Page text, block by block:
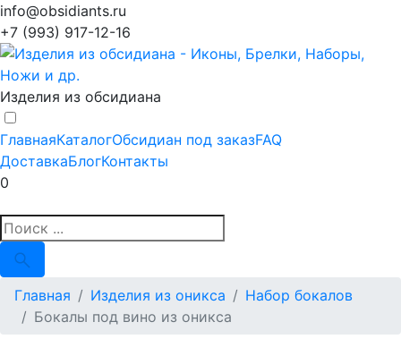
info@obsidiants.ru
+7 (993) 917-12-16
Изделия из обсидиана
ГлавнаяКаталогОбсидиан под заказFAQ
ДоставкаБлогКонтакты
0
Главная Изделия из оникса
Набор бокалов
Бокалы под вино из оникса